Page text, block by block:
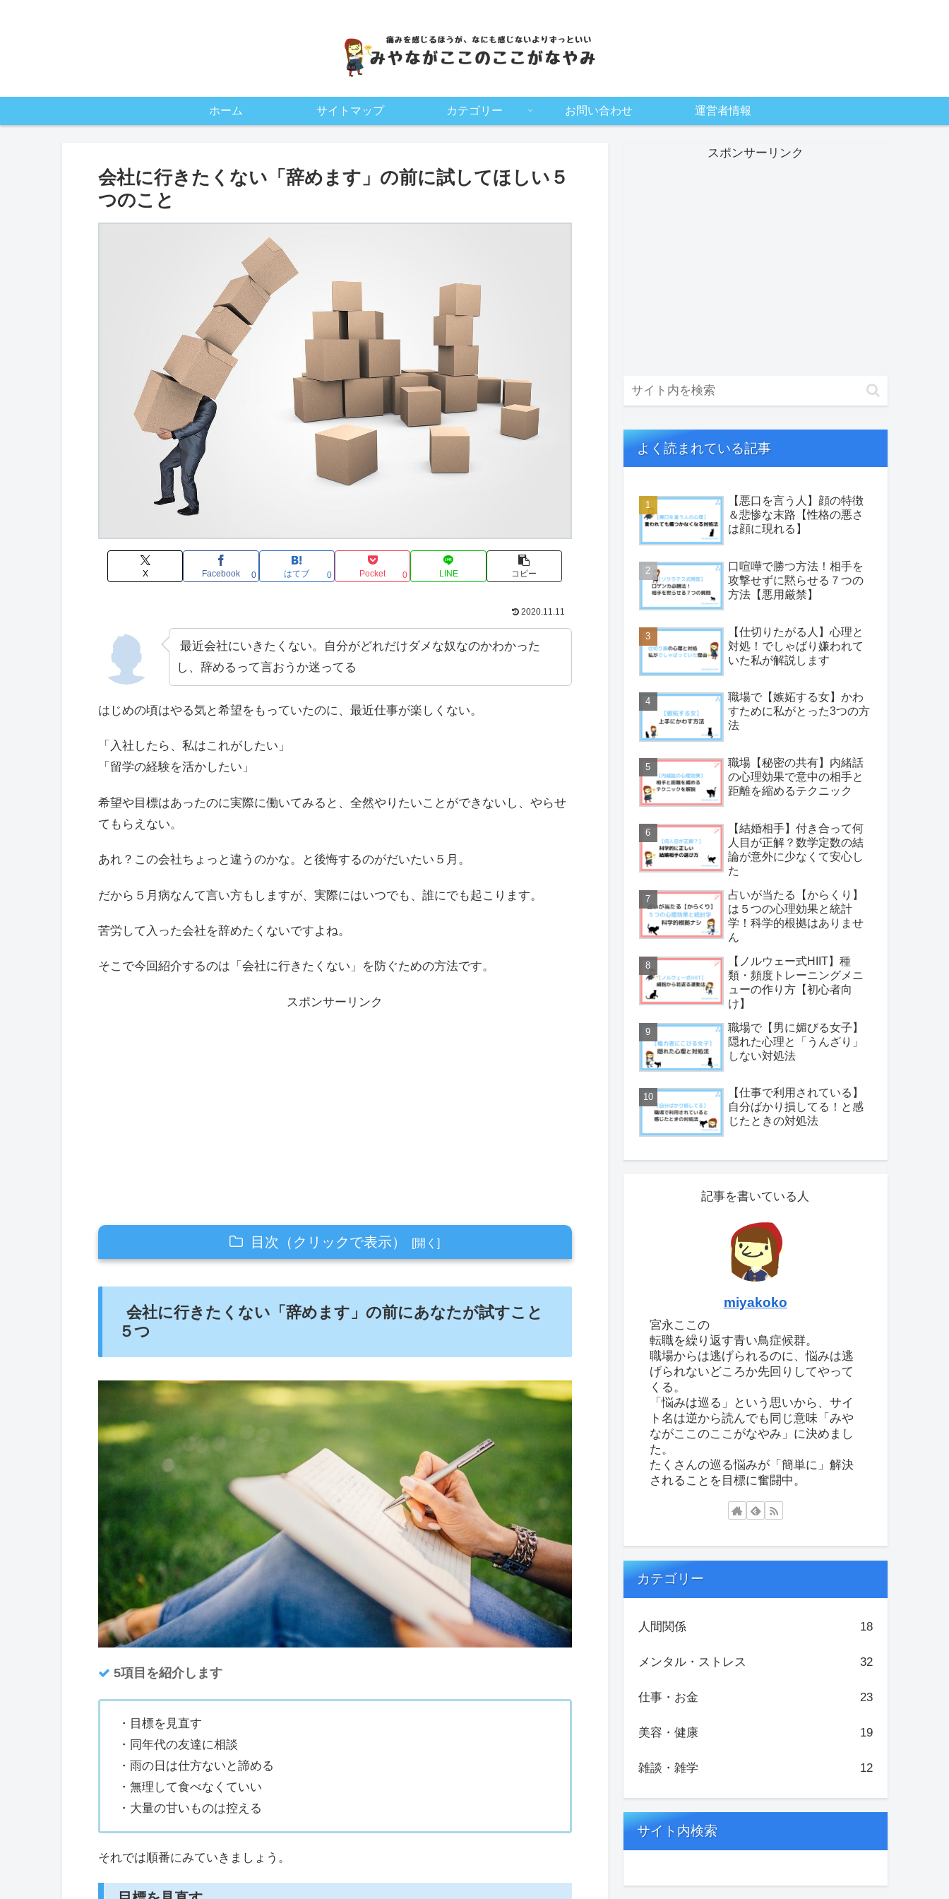
ホーム サイトマップ カテゴリー お問い合わせ 運営者情報
会社に行きたくない「辞めます」の前に試してほしい５
つのこと
X Facebook 0 はてブ 0 Pocket 0 LINE コピー
2020.11.11
最近会社にいきたくない。自分がどれだけダメな奴なのかわかった
し、辞めるって言おうか迷ってる
はじめの頃はやる気と希望をもっていたのに、最近仕事が楽しくない。
「入社したら、私はこれがしたい」
「留学の経験を活かしたい」
希望や目標はあったのに実際に働いてみると、全然やりたいことができないし、やらせ
てもらえない。
あれ？この会社ちょっと違うのかな。と後悔するのがだいたい５月。
だから５月病なんて言い方もしますが、実際にはいつでも、誰にでも起こります。
苦労して入った会社を辞めたくないですよね。
そこで今回紹介するのは「会社に行きたくない」を防ぐための方法です。
スポンサーリンク
目次（クリックで表示）
目標を見直す
大量の甘いものは控える
最後に
会社に行きたくない「辞めます」の前にあなたが試すこと
５つ
5項目を紹介します
・目標を見直す
・同年代の友達に相談
・雨の日は仕方ないと諦める
・無理して食べなくていい
・大量の甘いものは控える
それでは順番にみていきましょう。
スポンサーリンク
よく読まれている記事
【悪口を言う人】顔の特徴
＆悲惨な末路【性格の悪さ
は顔に現れる】
口喧嘩で勝つ方法！相手を
攻撃せずに黙らせる７つの
方法【悪用厳禁】
【仕切りたがる人】心理と
対処！でしゃばり嫌われて
いた私が解説します
職場で【嫉妬する女】かわ
すために私がとった3つの方
法
職場【秘密の共有】内緒話
の心理効果で意中の相手と
距離を縮めるテクニック
【結婚相手】付き合って何
人目が正解？数学定数の結
論が意外に少なくて安心し
た
占いが当たる【からくり】
は５つの心理効果と統計
学！科学的根拠はありませ
ん
【ノルウェー式HIIT】種
類・頻度トレーニングメニ
ューの作り方【初心者向
け】
職場で【男に媚びる女子】
隠れた心理と「うんざり」
しない対処法
【仕事で利用されている】
自分ばかり損してる！と感
じたときの対処法
記事を書いている人
miyakoko
宮永ここの
転職を繰り返す青い鳥症候群。
職場からは逃げられるのに、悩みは逃
げられないどころか先回りしてやって
くる。
「悩みは巡る」という思いから、サイ
ト名は逆から読んでも同じ意味「みや
ながここのここがなやみ」に決めまし
た。
たくさんの巡る悩みが「簡単に」解決
されることを目標に奮闘中。
カテゴリー
人間関係 18
メンタル・ストレス 32
仕事・お金 23
美容・健康 19
雑談・雑学 12
サイト内検索